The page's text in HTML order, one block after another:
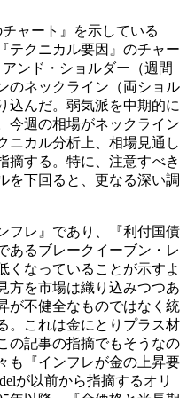
ャート』を示している
テクニカル要因』のチャー
ンド・ショルダー（週間
のネックライン（両ショル
込んだ。弱気派を中期的に
今週の相場がネックライン
ニカル分析上、相場見通し
摘する。特に、注意すべき
を下回ると、更なる深い調
フレ』であり、『利付国債
あるブレークイーブン・レ
くなっていることが示すよ
方を市場は織り込みつつあ
が不健全なものではなく統
。これは金にとりプラス材
記事の指摘でもそうなの
も『インフレが金の上昇要
が以前から指摘するオリ